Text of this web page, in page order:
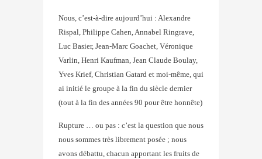
Nous, c’est-à-dire aujourd’hui : Alexandre
Rispal, Philippe Cahen, Annabel Ringrave,
Luc Basier, Jean-Marc Goachet, Véronique
Varlin, Henri Kaufman, Jean Claude Boulay,
Yves Krief, Christian Gatard et moi-même, qui
ai initié le groupe à la fin du siècle dernier
(tout à la fin des années 90 pour être honnête)
Rupture … ou pas : c’est la question que nous
nous sommes très librement posée ; nous
avons débattu, chacun apportant les fruits de